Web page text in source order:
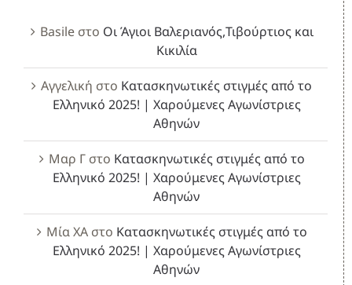
Basileστο Οι Άγιοι Βαλεριανός,Τιβούρτιος και
Κικιλία
Αγγελική στο Κατασκηνωτικές στιγμές από το
Ελληνικό 2025! | Χαρούμενες Αγωνίστριες
Αθηνών
Μαρ Γστο Κατασκηνωτικές στιγμές από το
Ελληνικό 2025! | Χαρούμενες Αγωνίστριες
Αθηνών
Μία ΧΑστο Κατασκηνωτικές στιγμές από το
Ελληνικό 2025! | Χαρούμενες Αγωνίστριες
Αθηνών